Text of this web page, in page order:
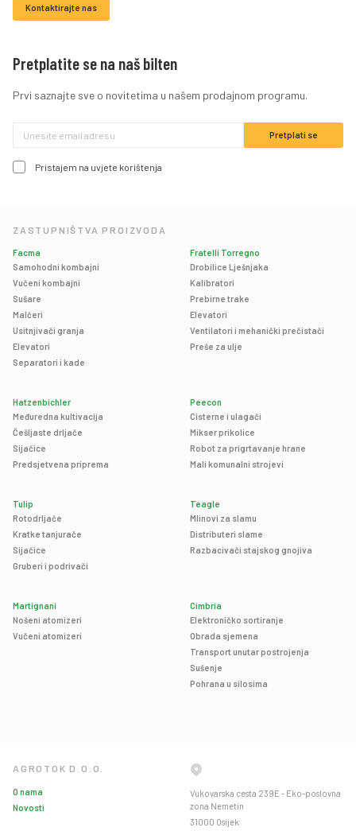
Kontaktirajte nas
Pretplatite se na naš bilten
Prvi saznajte sve o novitetima u našem prodajnom programu.
Pristajem na uvjete korištenja
ZASTUPNIŠTVA PROIZVODA
Facma
Samohodni kombajni
Vučeni kombajni
Sušare
Malčeri
Usitnjivači granja
Elevatori
Separatori i kade
Fratelli Torregno
Drobilice Lješnjaka
Kalibratori
Prebirne trake
Elevatori
Ventilatori i mehanički prečistači
Preše za ulje
Hatzenbichler
Međuredna kultivacija
Češljaste drljače
Sijačice
Predsjetvena priprema
Peecon
Cisterne i ulagači
Mikser prikolice
Robot za prigrtavanje hrane
Mali komunalni strojevi
Tulip
Rotodrljače
Kratke tanjurače
Sijačice
Gruberi i podrivači
Teagle
Mlinovi za slamu
Distributeri slame
Razbacivači stajskog gnojiva
Martignani
Nošeni atomizeri
Vučeni atomizeri
Cimbria
Elektroničko sortiranje
Obrada sjemena
Transport unutar postrojenja
Sušenje
Pohrana u silosima
AGROTOK D.O.O.
O nama
Novosti
Vukovarska cesta 239E - Eko-poslovna
zona Nemetin
31000 Osijek